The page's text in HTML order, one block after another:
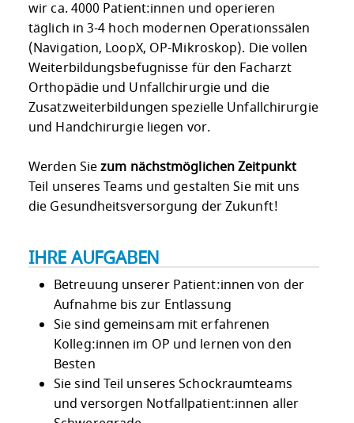
wir ca. 4000 Patient:innen und operieren
täglich in 3-4 hoch modernen Operationssälen
(Navigation, LoopX, OP-Mikroskop). Die vollen
Weiterbildungsbefugnisse für den Facharzt
Orthopädie und Unfallchirurgie und die
Zusatzweiterbildungen spezielle Unfallchirurgie
und Handchirurgie liegen vor.
Werden Siezum nächstmöglichen Zeitpunkt
Teil unseres Teams und gestalten Sie mit uns
die Gesundheitsversorgung der Zukunft!
IHRE AUFGABEN
Betreuung unserer Patient:innen von der
Aufnahme bis zur Entlassung
Sie sind gemeinsam mit erfahrenen
Kolleg:innen im OP und lernen von den
Besten
Sie sind Teil unseres Schockraumteams
und versorgen Notfallpatient:innen aller